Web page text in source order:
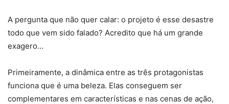
A pergunta que não quer calar: o projeto é esse desastre
todo que vem sido falado? Acredito que há um grande
exagero…
Primeiramente, a dinâmica entre as três protagonistas
funciona que é uma beleza. Elas conseguem ser
complementares em características e nas cenas de ação,